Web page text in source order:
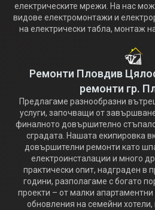
електрическите мрежи. На нас
видове електромонтажи и
на електрически табла, монтаж
Ремонти Пловдив
ремонти гр.
Предлагаме разнообразни
услуги, започващи от
финалното довършително
сградата. Нашата екипировка
довършителни ремонти като
електроинсталации и много
практически опит, надграден в
години, разполагаме с богато
проекти – от малки
обновления на семейни хотели,